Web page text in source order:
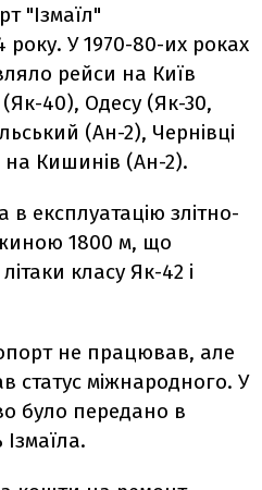
"Ізмаїл"
року. У 1970-80-их роках
рейси на Київ
40), Одесу (Як-30,
(Ан-2), Чернівці
на Кишинів (Ан-2).
в експлуатацію злітно-
1800 м, що
класу Як-42 і
не працював, але
статус міжнародного. У
було передано в